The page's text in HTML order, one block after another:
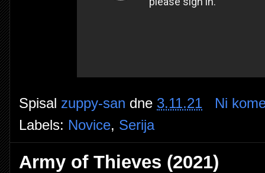
Spisal zuppy-san dne 3.11.21
Ni
Labels: Novice, Serija
Army of Thieves (2021)